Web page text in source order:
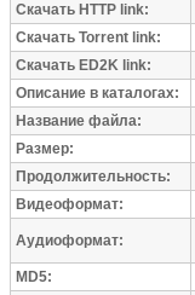
Скачать HTTP link:
Скачать Torrent link:
Скачать ED2K link:
Описание в каталогах:
Название файла:
Размер:
Продолжительность:
Видеоформат:
Аудиоформат:
MD5: